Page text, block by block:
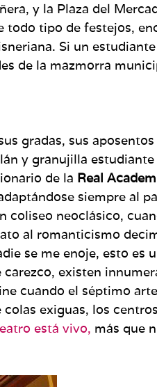
y la Plaza del
todo tipo de festejos,
Si un
de la mazmorra
gradas, sus
y granujilla
de la Real
siempre al
coliseo neoclásico,
al romanticismo
se me enoje, esto es
existen
cuando el séptimo
exiguas, los
está vivo, más que